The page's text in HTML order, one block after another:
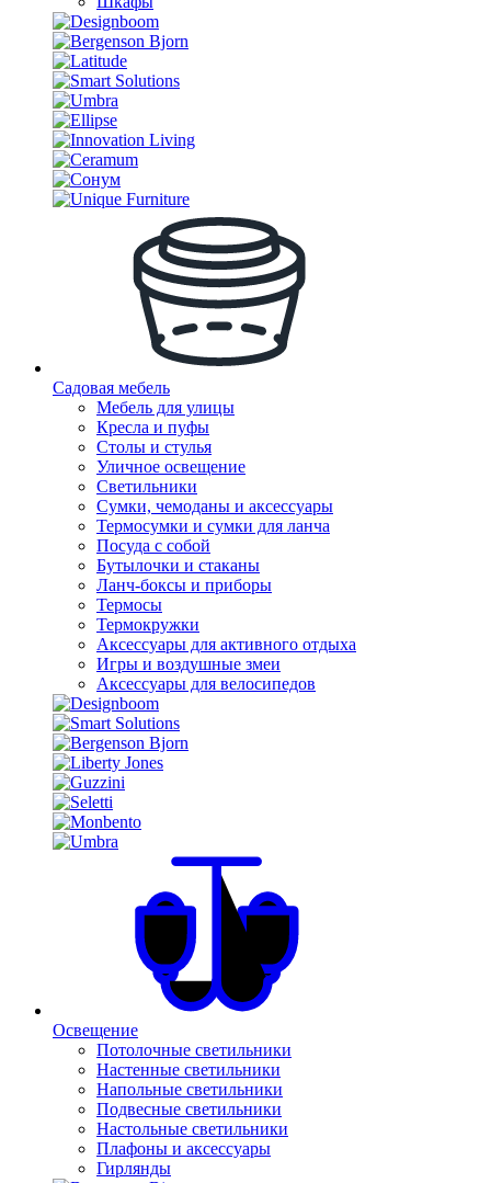
Садовая мебель
Мебель для улицы
Кресла и пуфы
Столы и стулья
Уличное освещение
Светильники
Сумки, чемоданы и аксессуары
Термосумки и сумки для ланча
Посуда с собой
Бутылочки и стаканы
Ланч-боксы и приборы
Термосы
Термокружки
Аксессуары для активного отдыха
Игры и воздушные змеи
Аксессуары для велосипедов
Освещение
Потолочные светильники
Настенные светильники
Напольные светильники
Подвесные светильники
Настольные светильники
Плафоны и аксессуары
Гирлянды